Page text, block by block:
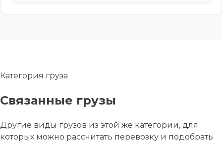
Категория груза
Связанные грузы
Другие виды грузов из этой же категории, для
которых можно рассчитать перевозку и подобрать